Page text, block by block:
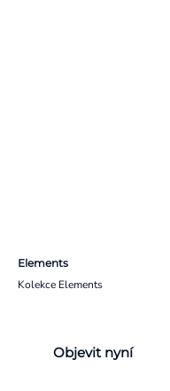
Elements
Kolekce Elements
Objevit nyní